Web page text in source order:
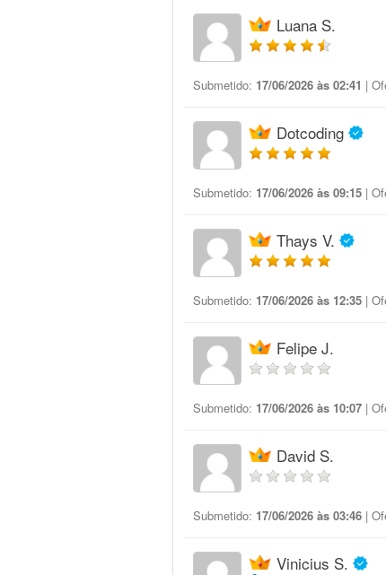
Luana S.
Submetido: 17/06/2026 às 02:41 |
Dotcoding
Submetido: 17/06/2026 às 09:15 |
Thays V.
Submetido: 17/06/2026 às 12:35 |
Felipe J.
Submetido: 17/06/2026 às 10:07 |
David S.
Submetido: 17/06/2026 às 03:46 |
Vinicius S.